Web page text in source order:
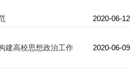
2020-06-12
建高校思想政治工作
2020-06-09